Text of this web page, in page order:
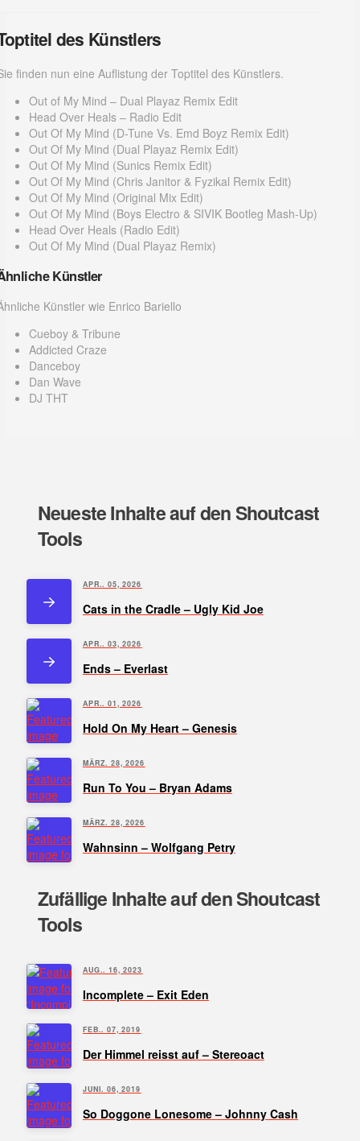
des Künstlers
finden nun eine Auflistung der Toptitel des Künstlers.
Out of My Mind – Dual Playaz Remix Edit
Head Over Heals – Radio Edit
Out Of My Mind (D-Tune Vs. Emd Boyz Remix Edit)
Out Of My Mind (Dual Playaz Remix Edit)
Out Of My Mind (Sunics Remix Edit)
Out Of My Mind (Chris Janitor & Fyzikal Remix Edit)
Out Of My Mind (Original Mix Edit)
Out Of My Mind (Boys Electro & SIVIK Bootleg Mash-Up)
Head Over Heals (Radio Edit)
Out Of My Mind (Dual Playaz Remix)
Künstler
Künstler wie Enrico Bariello
Cueboy & Tribune
Addicted Craze
Danceboy
Dan Wave
DJ THT
Neueste Inhalte auf den Shoutcast
Tools
APR.. 05, 2026
Cats in the Cradle – Ugly Kid Joe
APR.. 03, 2026
Ends – Everlast
APR.. 01, 2026
Hold On My Heart – Genesis
MÄRZ. 28, 2026
Run To You – Bryan Adams
MÄRZ. 28, 2026
Wahnsinn – Wolfgang Petry
Zufällige Inhalte auf den Shoutcast
Tools
AUG.. 16, 2023
Incomplete – Exit Eden
FEB.. 07, 2019
Der Himmel reisst auf – Stereoact
JUNI. 06, 2019
So Doggone Lonesome – Johnny Cash